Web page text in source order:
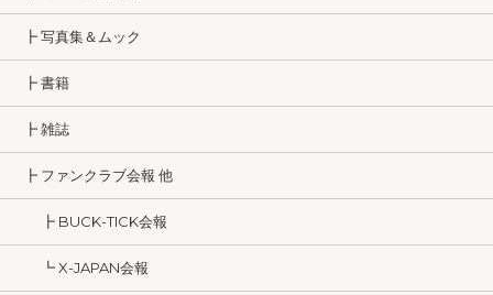
┣ 写真集＆ムック
┣ 書籍
┣ 雑誌
┣ ファンクラブ会報 他
┣ BUCK-TICK会報
┗ X-JAPAN会報